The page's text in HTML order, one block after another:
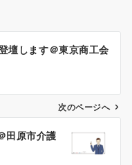
壇します＠東京商工会
次のページへ
田原市介護